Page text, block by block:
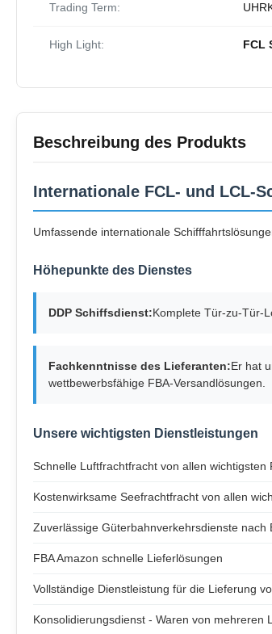
Trading Term:
High Light: FCL
Beschreibung des Produkts
Internationale FCL- und LCL-
Umfassende internationale
Höhepunkte des Dienstes
DDP Schiffsdienst:Komplete Tür-zu-Tür-
Fachkenntnisse des Lieferanten:Er hat
wettbewerbsfähige FBA-Versandlösungen.
Unsere wichtigsten Dienstleistungen
Schnelle Luftfrachtfracht von allen
Kostenwirksame Seefrachtfracht von allen
Zuverlässige Güterbahnverkehrsdienste nach
FBA Amazon schnelle Lieferlösungen
Vollständige Dienstleistung für die Lieferung
Konsolidierungsdienst - Waren von